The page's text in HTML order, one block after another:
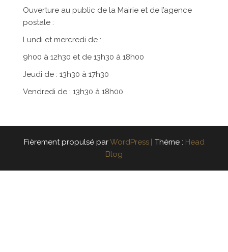
Ouverture au public de la Mairie et de l’agence
postale :
Lundi et mercredi de :
9h00 à 12h30 et de 13h30 à 18h00
Jeudi de : 13h30 à 17h30
Vendredi de : 13h30 à 18h00
Fièrement propulsé parWordPress Thème : Head
Blog